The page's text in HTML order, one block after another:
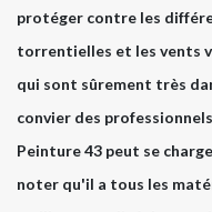
protéger contre les
torrentielles et les vents
qui sont sûrement très
convier des
Peinture 43 peut se
noter qu'il a tous les